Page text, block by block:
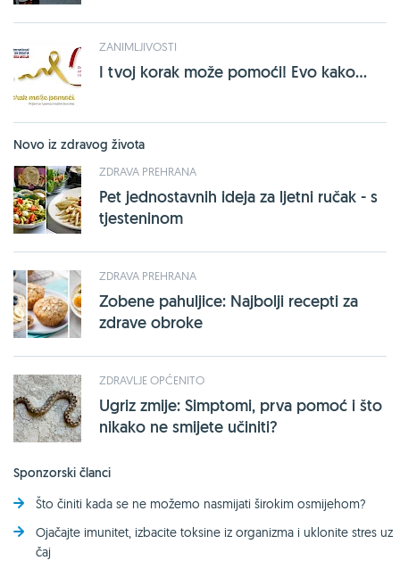
ZANIMLJIVOSTI
I tvoj korak može pomoći! Evo kako...
Novo iz zdravog života
ZDRAVA PREHRANA
Pet jednostavnih ideja za ljetni ručak - s
tjesteninom
ZDRAVA PREHRANA
Zobene pahuljice: Najbolji recepti za
zdrave obroke
ZDRAVLJE OPĆENITO
Ugriz zmije: Simptomi, prva pomoć i što
nikako ne smijete učiniti?
Sponzorski članci
Što činiti kada se ne možemo nasmijati širokim osmijehom?
Ojačajte imunitet, izbacite toksine iz organizma i uklonite stres uz
čaj